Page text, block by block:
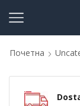
Почетна